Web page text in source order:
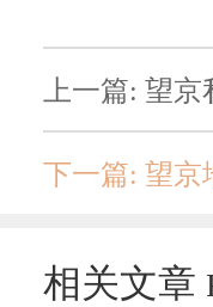
上一篇: 望
下一篇: 望京
相关文章